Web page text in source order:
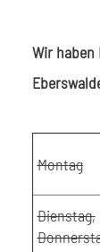
Wir haben
Montag
Dienstag,